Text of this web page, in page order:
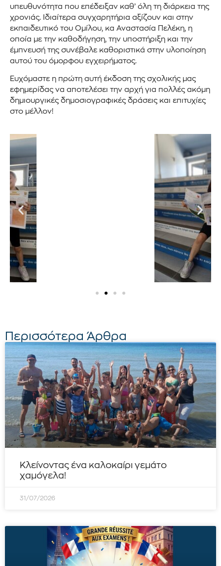
υπευθυνότητα που επέδειξαν καθ’ όλη τη διάρκεια της
χρονιάς. Ιδιαίτερα συγχαρητήρια αξίζουν και στην
εκπαιδευτικό του Ομίλου, κα Αναστασία Πελέκη, η
οποία με την καθοδήγηση, την υποστήριξη και την
έμπνευσή της συνέβαλε καθοριστικά στην υλοποίηση
αυτού του όμορφου εγχειρήματος.
Ευχόμαστε η πρώτη αυτή έκδοση της σχολικής μας
εφημερίδας να αποτελέσει την αρχή για πολλές ακόμη
δημιουργικές δημοσιογραφικές δράσεις και επιτυχίες
στο μέλλον!
Περισσότερα Άρθρα
Κλείνοντας ένα καλοκαίρι γεμάτο
χαμόγελα!
31/07/2026